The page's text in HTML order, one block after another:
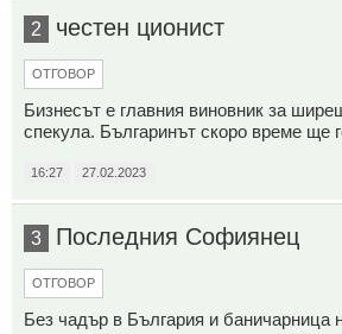
2 честен ционист
ОТГОВОР
Бизнесът е главния виновник за
спекула. Българинът скоро време ще
16:27 27.02.2023
3 Последния Софиянец
ОТГОВОР
Без чадър в България и баничарница